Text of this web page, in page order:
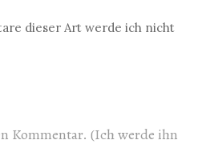
dieser Art werde ich nicht
Kommentar. (Ich werde ihn